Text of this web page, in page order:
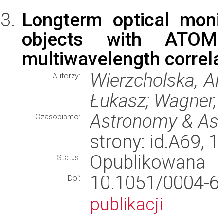
Longterm optical
objects with
multiwavelength
Autorzy:
Wierzcholska,
Łukasz;
Czasopismo:
Astronomy &
strony: id.A69,
Status: Opublikowana
Doi: 10.1051/
publikacji